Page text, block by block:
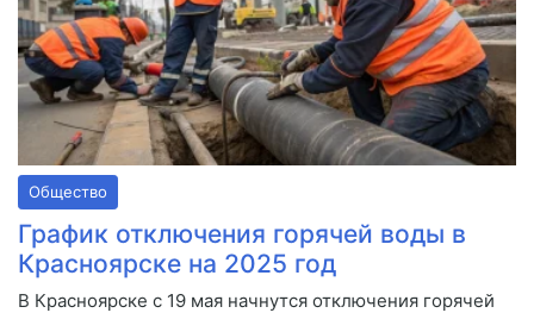
Общество
График отключения горячей воды в
Красноярске на 2025 год
В Красноярске с 19 мая начнутся отключения горячей